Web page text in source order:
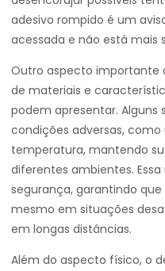
adesivo rompido é um
acessada e não está mais
Outro aspecto importante
de materiais e
podem apresentar. Alguns
condições adversas,
temperatura, mantendo
diferentes ambientes.
segurança, garantindo
mesmo em situações
em longas distâncias.
Além do aspecto físico, o